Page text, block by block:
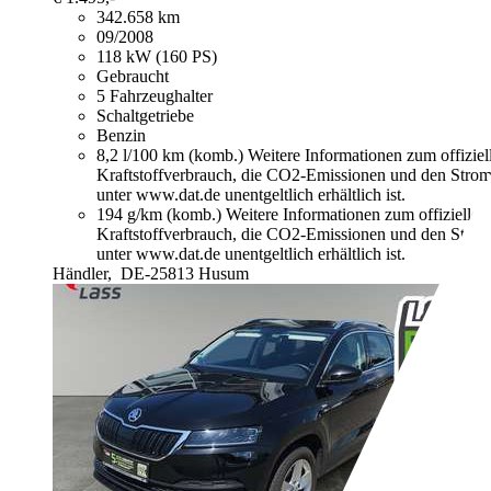
342.658 km
09/2008
118 kW (160 PS)
Gebraucht
5 Fahrzeughalter
Schaltgetriebe
Benzin
8,2 l/100 km (komb.) Weitere Informationen zum
Kraftstoffverbrauch, die CO2-Emissionen und den
unter www.dat.de unentgeltlich erhältlich ist.
194 g/km (komb.) Weitere Informationen zum
Kraftstoffverbrauch, die CO2-Emissionen und den
unter www.dat.de unentgeltlich erhältlich ist.
Händler, DE-25813 Husum